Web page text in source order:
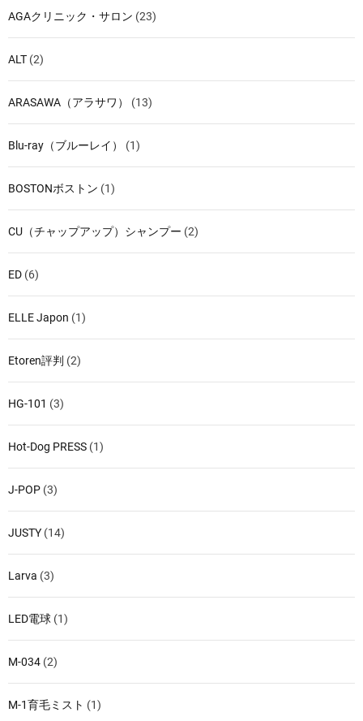
AGAクリニック・サロン (23)
ALT (2)
ARASAWA（アラサワ） (13)
Blu-ray（ブルーレイ） (1)
BOSTONボストン (1)
CU（チャップアップ）シャンプー (2)
ED (6)
ELLE Japon (1)
Etoren評判 (2)
HG-101 (3)
Hot-Dog PRESS (1)
J-POP (3)
JUSTY (14)
Larva (3)
LED電球 (1)
M-034 (2)
M-1育毛ミスト (1)